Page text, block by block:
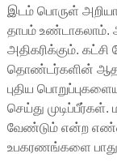
இடம் பொருள்
தாபம் உண்டாகலாம்.
அதிகரிக்கும். கட்சி
தொண்டர்களின்
புதிய
செய்து
வேண்டும் என்ற
உபகரணங்களை